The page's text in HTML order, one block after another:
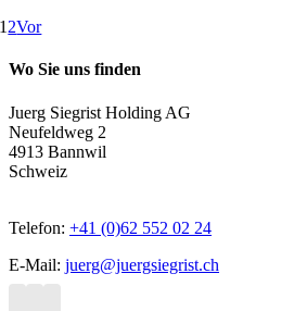
1 2Vor
Wo Sie uns finden
Juerg Siegrist Holding AG
Neufeldweg 2
4913 Bannwil
Schweiz
Telefon: +41 (0)62 552 02 24
E-Mail: juerg@juergsiegrist.ch